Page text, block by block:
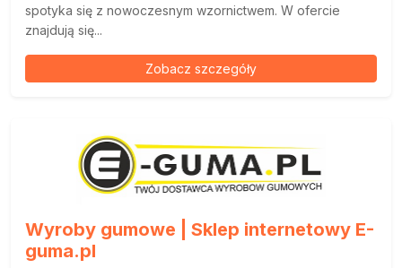
spotyka się z nowoczesnym wzornictwem. W ofercie
znajdują się...
Zobacz szczegóły
Wyroby gumowe | Sklep internetowy E-
guma.pl